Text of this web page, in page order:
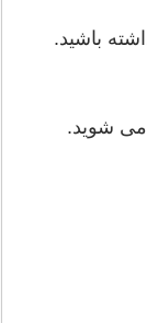
باشید.
شوید.